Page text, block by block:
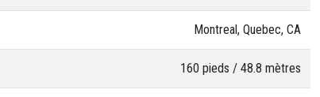
Montreal, Quebec, CA
160 pieds / 48.8 mètres